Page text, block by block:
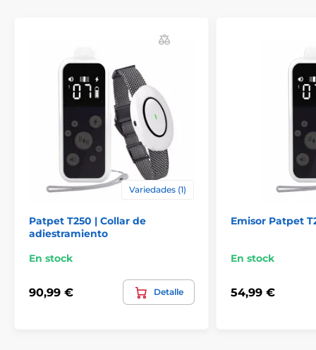
Variedades (1)
Patpet T250 | Collar de
adiestramiento
En stock
90,99 € Detalle
Emisor Patpet
En stock
54,99 €